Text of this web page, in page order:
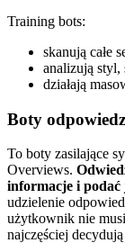
Training bots:
skanują całe
analizują styl,
działają
Boty
To boty zasilające
Overviews.
informacje i
udzielenie
użytkownik nie
najczęściej